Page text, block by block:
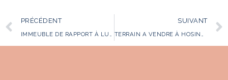
PRÉCÉDENT
IMMEUBLE DE RAPPORT À LUX-BEGGEN
SUIVANT
TERRAIN A VENDRE À HOSINGEN